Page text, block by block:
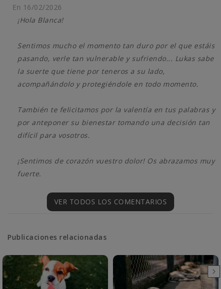
En 16/02/2026
¡Hola Blanca!
Sentimos mucho el momento tan duro por el que estáis
pasando, verle tan vulnerable y sufriendo... Lukas sabe
la suerte que tiene por teneros a su lado,
acompañándolo y protegiéndole en todo momento.
También te felicitamos por la valentía en tus palabras y
por anteponer su bienestar tomando una decisión tan
difícil para vosotros.
¡Sentimos de corazón vuestro dolor! Os abrazamos muy
fuerte.
VER TODOS LOS COMENTARIOS
Publicaciones relacionadas